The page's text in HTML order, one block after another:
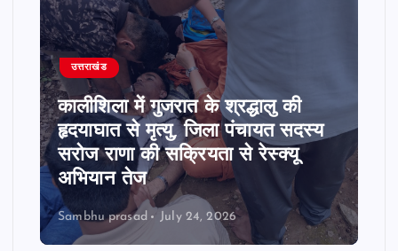
उत्तराखंड
ओंकारेश्वर मंदिर के कोठा भवन जीर्णोद्धार
में देरी पर व्यापार मंडल ने सीएम को भेजा
ज्ञापन
Sambhu prasad August 1, 2026